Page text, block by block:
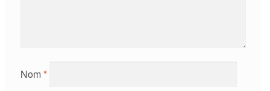
Nom*